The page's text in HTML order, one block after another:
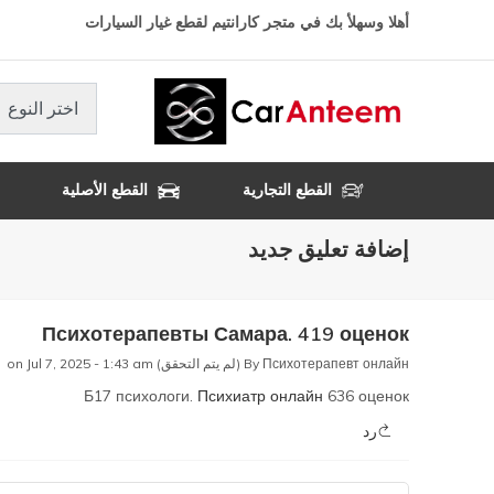
المحتوى
أهلا وسهلأ بك في متجر كارانتيم لقطع غيار السيارات
القطع التجارية القطع الأصلية
إضافة تعليق جديد
Психотерапевты Самара. 419 оценок
By Психотерапевт онлайн (لم يتم التحقق)
Б17 психологи. Психиатр онлайн 636 оценок
رد